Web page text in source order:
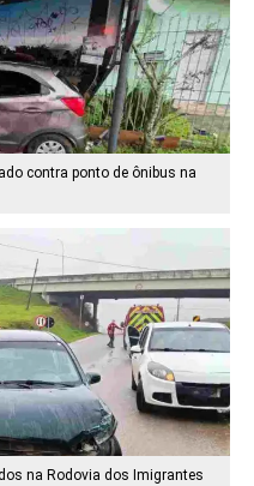
contra ponto de ônibus na
na Rodovia dos Imigrantes